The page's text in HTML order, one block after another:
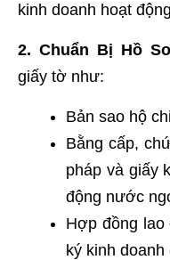
kinh doanh hoạt
2. Chuẩn Bị Hồ
giấy tờ như:
Bản sao hộ
Bằng cấp,
pháp và giấy
động nước
Hợp đồng lao
ký kinh